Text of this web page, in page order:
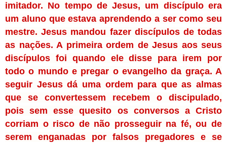
imitador. No tempo de Jesus, um discípulo era
um aluno que estava aprendendo a ser como seu
mestre. Jesus mandou fazer discípulos de todas
as nações. A primeira ordem de Jesus aos seus
discípulos foi quando ele disse para irem por
todo o mundo e pregar o evangelho da graça. A
seguir Jesus dá uma ordem para que as almas
que se convertessem recebem o discipulado,
pois sem esse quesito os conversos a Cristo
corriam o risco de não prosseguir na fé, ou de
serem enganadas por falsos pregadores e se